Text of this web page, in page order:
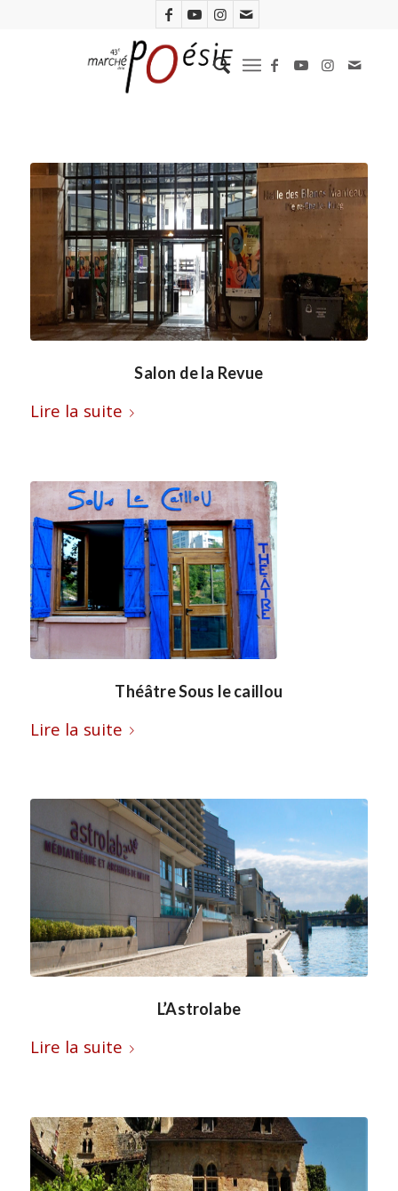
Salon de la Revue
Lire la suite
Théâtre Sous le caillou
Lire la suite
L’Astrolabe
Lire la suite